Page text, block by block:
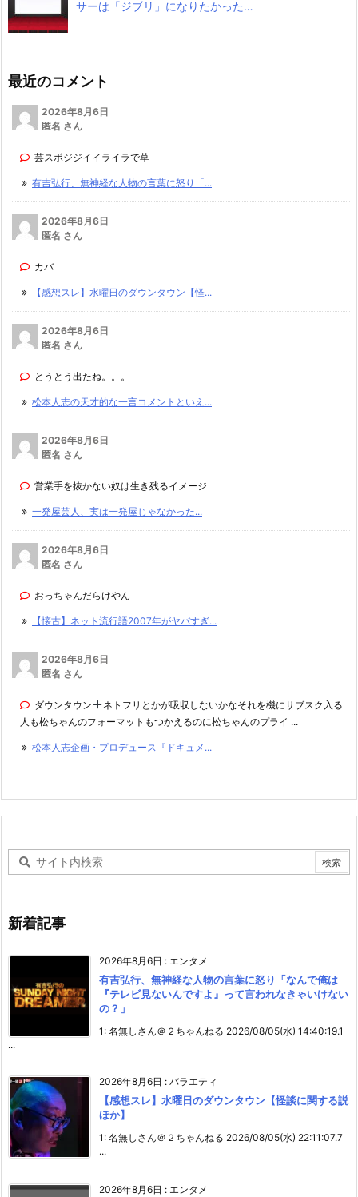
サーは「ジブリ」になりたかった…
最近のコメント
2026年8月6日
匿名 さん
芸スポジジイイライラで草
有吉弘行、無神経な人物の言葉に怒り「...
2026年8月6日
匿名 さん
カバ
【感想スレ】水曜日のダウンタウン【怪...
2026年8月6日
匿名 さん
とうとう出たね。。。
松本人志の天才的な一言コメントといえ...
2026年8月6日
匿名 さん
営業手を抜かない奴は生き残るイメージ
一発屋芸人、実は一発屋じゃなかった...
2026年8月6日
匿名 さん
おっちゃんだらけやん
【懐古】ネット流行語2007年がヤバすぎ...
2026年8月6日
匿名 さん
ダウンタウン
ネトフリとかが吸収しないかなそれを機にサブスク入る
人も松ちゃんのフォーマットもつかえるのに松ちゃんのプライ ...
松本人志企画・プロデュース『ドキュメ...
新着記事
2026年8月6日 : エンタメ
有吉弘行、無神経な人物の言葉に怒り「なんで俺は
『テレビ見ないんですよ』って言われなきゃいけない
の？」
1: 名無しさん＠２ちゃんねる 2026/08/05(水) 14:40:19.1
...
2026年8月6日 : バラエティ
【感想スレ】水曜日のダウンタウン【怪談に関する説
ほか】
1: 名無しさん＠２ちゃんねる 2026/08/05(水) 22:11:07.7
...
2026年8月6日 : エンタメ